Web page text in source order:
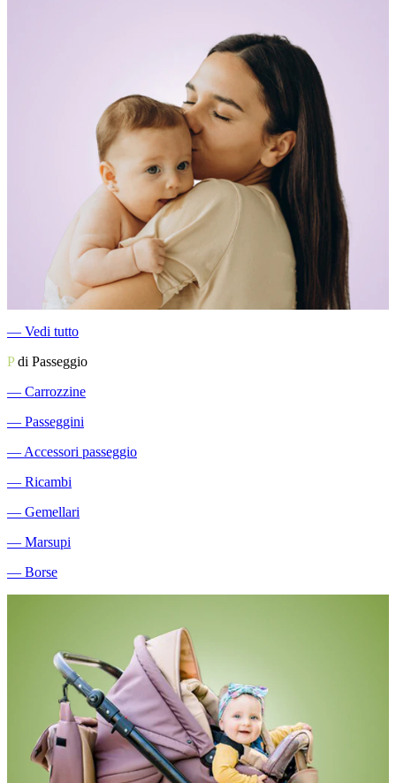
― Vedi tutto
Pdi Passeggio
― Carrozzine
― Passeggini
― Accessori passeggio
― Ricambi
― Gemellari
― Marsupi
― Borse